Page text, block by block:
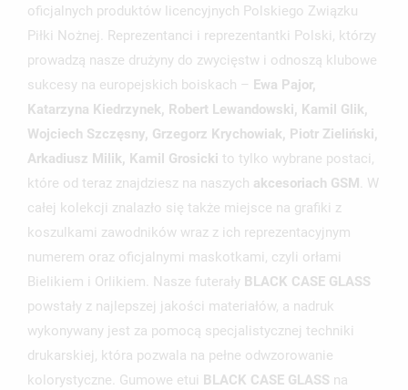
oficjalnych produktów licencyjnych Polskiego Związku
Piłki Nożnej. Reprezentanci i reprezentantki Polski, którzy
prowadzą nasze drużyny do zwycięstw i odnoszą klubowe
sukcesy na europejskich boiskach – Ewa Pajor,
Katarzyna Kiedrzynek, Robert Lewandowski, Kamil Glik,
Wojciech Szczęsny, Grzegorz Krychowiak, Piotr Zieliński,
Arkadiusz Milik, Kamil Grosicki to tylko wybrane postaci,
które od teraz znajdziesz na naszych akcesoriach GSM
. W
całej kolekcji znalazło się także miejsce na grafiki z
koszulkami zawodników wraz z ich reprezentacyjnym
numerem oraz oficjalnymi maskotkami, czyli orłami
Bielikiem i Orlikiem. Nasze futerały BLACK CASE GLASS
powstały z najlepszej jakości materiałów, a nadruk
wykonywany jest za pomocą specjalistycznej techniki
drukarskiej, która pozwala na pełne odwzorowanie
kolorystyczne. Gumowe etui BLACK CASE GLASS na
MOJE LISTY ŻYCZEŃ
add_circle_outlineUTWÓRZ NOWĄ LISTĘ
UTWÓRZ LISTĘ ŻYCZEŃ
NAZWA LISTY ŻYCZEŃ
ANULUJ UTWÓRZ LISTĘ ŻYCZEŃ
ZALOGUJ SIĘ
MUSISZ BYĆ ZALOGOWANY BY ZAPISAĆ PRODUKTY NA
SWOJEJ LIŚCIE ŻYCZEŃ.
ANULUJ ZALOGUJ SIĘ